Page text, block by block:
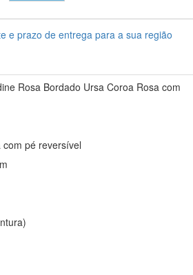
e prazo de entrega para a sua região
Rosa Bordado Ursa Coroa Rosa com
pé reversível